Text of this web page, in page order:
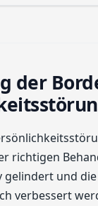
der
richtigen
gelindert und
verbessert